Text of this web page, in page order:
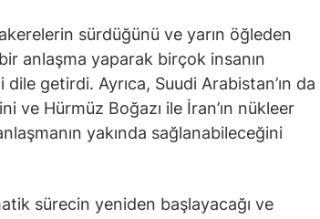
sürdüğünü ve yarın öğleden
anlaşma yaparak birçok insanın
getirdi. Ayrıca, Suudi Arabistan’ın da
ve Hürmüz Boğazı ile İran’ın nükleer
yakında sağlanabileceğini
sürecin yeniden başlayacağı ve